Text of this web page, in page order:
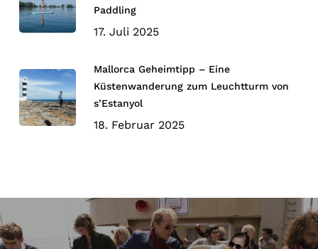
Paddling
17. Juli 2025
Mallorca Geheimtipp – Eine
Küstenwanderung zum Leuchtturm von
s’Estanyol
18. Februar 2025